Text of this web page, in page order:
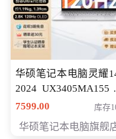
华硕笔记本电脑灵耀
2024 UX3405MA155
川银 oled 智慧轻薄本
7599.00 库存
华硕笔记本电脑旗舰